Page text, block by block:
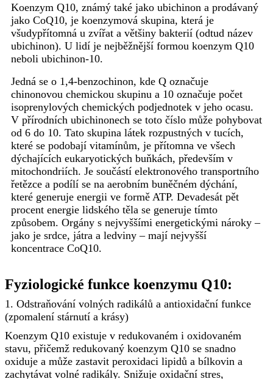
Koenzym Q10, známý také jako ubichinon a prodávaný
jako CoQ10, je koenzymová skupina, která je
všudypřítomná u zvířat a většiny bakterií (odtud název
ubichinon). U lidí je nejběžnější formou koenzym Q10
neboli ubichinon-10.
Jedná se o 1,4-benzochinon, kde Q označuje
chinonovou chemickou skupinu a 10 označuje počet
isoprenylových chemických podjednotek v jeho ocasu.
V přírodních ubichinonech se toto číslo může pohybovat
od 6 do 10. Tato skupina látek rozpustných v tucích,
které se podobají vitamínům, je přítomna ve všech
dýchajících eukaryotických buňkách, především v
mitochondriích. Je součástí elektronového transportního
řetězce a podílí se na aerobním buněčném dýchání,
které generuje energii ve formě ATP. Devadesát pět
procent energie lidského těla se generuje tímto
způsobem. Orgány s nejvyššími energetickými nároky –
jako je srdce, játra a ledviny – mají nejvyšší
koncentrace CoQ10.
Fyziologické funkce koenzymu Q10:
1. Odstraňování volných radikálů a antioxidační funkce
(zpomalení stárnutí a krásy)
Koenzym Q10 existuje v redukovaném i oxidovaném
stavu, přičemž redukovaný koenzym Q10 se snadno
oxiduje a může zastavit peroxidaci lipidů a bílkovin a
zachytávat volné radikály. Snižuje oxidační stres,